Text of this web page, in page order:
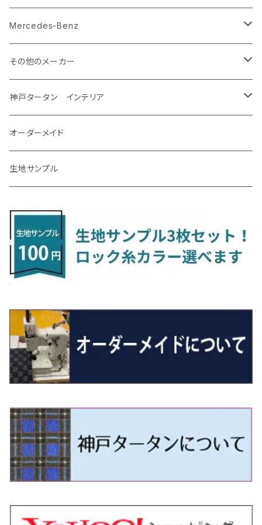
クラウンスポーツ
クラウン・マジェスタ
グランエース
コペン
サイ（ＳＡＩ）
H24/4～ 50系後期/160系
シエンタ
H15/9～ 6・7人乗
スープラ
H24/7～R2/12 140系
センチュリー
H9/4～R5/9 50/60系
タウンエース・トラック
H20/2～ 400系
タウンエース・バン
H20/2～ 400系
タンク
H28/11～R2/9 M900A・M910A
H26/1～R4/1 80系
ハイエースバン／レジアスエースバン
マーチ
モコ
ラティオ
ラフェスタ
リーフ
H29/10～R7/10 ZE1
R2/3～ B40系/BB系
ジェイド
シビック
シビック タイプアール
シャトル
スーパーONE
H27/4～R4/5 RP1/2/3/4/5
R4/5～ RP6/7/8
ストリーム
H18/7~H26/5 7人乗 RN6/7/8/9
H24/4~H26/5 6人乗 RN6/7/8/9
バモス
H15/4～Ｈ30/5 HM3・HM4
フィット/フィットハイブリッド
H25/9～R2/2 GK/GP系
R2/2～ GR/GS系
フリード/フリードハイブリッド
H23/10～H28/9 GB3/4・GP3
H28/9～R6/6 GB5/6/7/8
R6/6～ 5人乗 GT2/4/6/8
フリードスパイク/フリードスパイクHV
H22/7～H28/9 GB3/4
フリード+（プラス）/+ハイブリッド
H28/9～R6/6 GB5/6/7/8
R7/9～ BF1
レジェンド
H12/5～H28/8 20/30系
H31/4～R7/12 50系
アイシス
H24/6～H29/12 10系
アクア
H23/12～R3/7 NHP10
R3/7～ MXPK系
アベンシス
H23/9～H30/4 270系
アリオン
H23/10～R3/3 260系
アルファード/ヴェルファイアＨＶ
H27/1～R5/6 30系
R5/6～ 40系
H24/4～29/10 20系
ヴィッツ
H22/12～R2/3 130系
ヴォクシー
H26/1～R4/1 80系
R4/1～ 90系
エスクァイア
H26/10～R3/12 80系
エスティマ
H18/1～H24/5（前期）
H24/5～R1/10（後期）
エスティマ・ハイブリッド
H18/6～H24/5（前期）
H24/5～R1/10（後期）
オーリス
H24/8～H30/3 180系
カムリ
R5/12〜 4人乗 TAWH15W
R6/5～ 6人乗 TAWH15W
ＬＳ４６０
H18/9～H29/10
ＬＳ６００ｈ
H19/5～H29/10
ＬＳ５００/ＬＳ５００ｈ
H29/10～
ＬＸ
H27/9～R3/10 URJ201W
ＮＸ
R3/11～ 20系
H26/10～
ＲＸ
H27/10～R4/7 20系5人乗
H29/12～R4/7 20系7人乗
R4/11～ 10系
ＵＸ
H30/11～
H25/12～R4/7 T32
R4/7～ T33
エルグランド
H22/8～R8/7 E52
R8/7～ E53
オーラ
R3/8～ E13
ＮＶ３５０キャラバン
H24/6～ E26 3人乗
H24/6～ E26 5・6人乗
キューブ
H14/10～R2/3 Z11・Z12
キックス
R2/6~R8/6 15系(e-POWER)
R8/6～ 16系
H11/6～H16/10 Y34
サクラ
R4/5～ B6AW
シーマ
H13/1～R4/8 F50・Y51
シルビア
H3/1～H11/1 S13・S14
H11/1～H14/11 S15
シルフィ
H24/12～R3/10 TB17
ジューク
H22/6～R2/6 F15
スカイライン
H13/6～H18/11 V35
H26/2～ V37
スカイライン・クロスオーバー
H27/4～H30/3 YAM
クロストレック
R4/9～ GU系
サンバーバン/ディアス
H11/2～H24/2 TV系
H24/4～R4/1 S3系
サンバートラック
H24/2～H26/9 S200系
H26/9～ S500系
シフォン
H28/12～R1/7 LA600/610
ジャスティ
H23/5～ LA100系
ソルテラ
R4/5~ XEAM10X・YEAM15X
ディアスワゴン
H21/9～R2/4 S300系
トレジア
H22/11～H28/3 120系
フォレスター
H14/2～ SG/SH/SJ/SK系
プレオ
H22/4～H30/3 L275/285
プレオプラス
H24/12～H29/5 LA300/310
レヴォーグ
R4/9～ KH系
ＭＡＺＤＡ２
R1/9～ DJ系
ＭＡＺＤＡ３
R1/5～ BP系
ＭＡＺＤＡ６
R1/8～ GJ系
ＭＸ－３０
R2/10～ DREJ3P
アクセラ/アクセラ・スポーツ
H24/11～R1/8 GJ系
キャロル
H27/1～ HB36/37/97S
キャロルエコ
H24/11～H27/1 HB35S
スクラム
H17/9～ DG64/DG17
スクラムトラック
H25/9～ DG16T
デミオ
H19/7～R1/7 DE/DJ系
ビアンテ
H20/7～30/3 CC系
ファミリア バン
H30/6～ 160系
H27/9～R5/6 LA250/260S
グランマックスカーゴ
R2/9～ S403/413V
グランマックストラック
R2/9～ S403/413P
コペン
H14/6～ L880/LA400K
タフト
R2/6～ LA900/910S
タント
R1/7～ LA650/660
H28/11～ M900系
ハイゼット・キャディー
H28/6～R3/9 LA700V
ハイゼット・カーゴ
H16/12～ S300/S700系
ハイゼット・トラック
H11/1～ S200/S500系
ブーン
H28/4～R5/12 M700系
ミラ
H18/12～ L275/285
ミラ・イース
H23/9～ LA300系
ミラ・ココア
H26/12～R3/12 HA36
R3/12～ HA37/97S
アルトラパン/アルトラパンショコラ
H20/11～ HE22/33S
アルトラパンLC
R4/6～ HE33S
イグニス
H28/2～ FF21S
エスクード
H17/5～H27/10 TA/TD系
エブリィ
H13/9～ DA系
クロスビー(XBEE)
H29/12～R7/10 MN71S
ジムニー
H3/6～ JA/JB系
ジムニーノマド
R7/4～ JC74W
ジムニーワイド/ジムニーシエラ
H10/1～H14/1 JB33/43W
H14/1～ JB43/74W
スイフト/スイフトスポーツ
H22/9～ スイフト
H23/12～
スペーシア/スペーシアカスタム/スペーシアギア
H25/3～R5/11
R5/11～ MK54S・MK94S
スペーシアベース
H26/2～ B11A/B30系/BA系
ｅｋスペースカスタム/ｅｋクロススペース
H26/2～ B11A/B30系
ｅｋワゴン
H25/6～ B11W/B30系
ｅｋカスタム/ｅｋクロス
H25/6～H31/3 ｅｋカスタム
H31/3～ ｅｋクロス
ekクロスEV
R4/6～ B5AW
アイミーブ
H24/10～R2/12 GF系
アウトランダーＰＨＥＶ
H25/1～ GG/GN系 5人乗
エクリプスクロス/エクリプスクロスPHEV
H30/3～ GK/GL系
タウンボックス
H26/2～ DS17/64W
ディグニティ
H24/7～H29/1 BHGY51
デリカＤ：２
H23/3～ MB系
デリカＤ：３
H23/10～H31/4 BM20 7人乗
デリカＤ：５
H23/12～28/8 RM1/4
H30/8～R4/12 RW1/2・RT5/6 5人乗り
CR-Z
H22/2～29/1 ZF1・ZF2
NBOX/NBOXカスタム
H23/12～H29/9 JF1/2
H29/9～R5/10 JF3/4
NBOXプラス/NBOXプラスカスタム
H24/7～H29/8 JF1/2
NBOXスラッシュ
H26/12～R2/2 JF1/2
NBOXジョイ
H24/11～R2/3 JG1・JG2
R2/11～ JG3・JG4
N-ONE e:
R7/9~ JG5
N-VAN
H30/7～ JJ1・JJ2
N-VAN e:
R6/10~ JJ3
N‐WGN/N‐WGNカスタム
H25/11～ JH1・JH2・JH3・JH4
S660
H27/4～R3/12 JW5
WR-V
R6/3～ DG5
ZR-V
アップ
H24/10～R3/3 AA系
アルテオン
H29/10～ ３HD系
ゴルフ
H25/4～R3/4 AU系
R3/6～ CDD系
H16/4～28/1 １T系 トゥラン
シャラン
H23/2～ 7N系
Tクロス
R2/7～ A1D系
ティグアン
H20/9～H29/1 5NC系
トゥアレグ
H15/9～H30/4 7L/7P系
パサート
H23/5～H27/7 3CCAX
H27/7～ 3CC/3CD系
ザ・ビートル
H24/4～R3/4 16C系
ポロ
H21/10～H30/3 6RC系
H30/3～ AW系
Mercedes-Benz
Ａクラス
H24/11～30/10
H30/10～
Ｂクラス
H24/4～R1/6
Ｃクラス
H26/7～R4/2
ＣＬＡクラス
H27/6～R1/8
ＣＬＳクラス
H30/6～
Ｅクラス
H28/7～
ＧＬＡクラス
H26/5～R2/6
ＧＬＥクラス
R1/6～
Ｓクラス
H25/10～R3/10
Ｖクラス
H27/4～
その他のメーカー
MINI
MINIクロスオーバー
神戸タータン インテリア
ラグマット
ラグマットセカンド（L）
ラグマットミニ（S）
オーダーメイド
生地サンプル